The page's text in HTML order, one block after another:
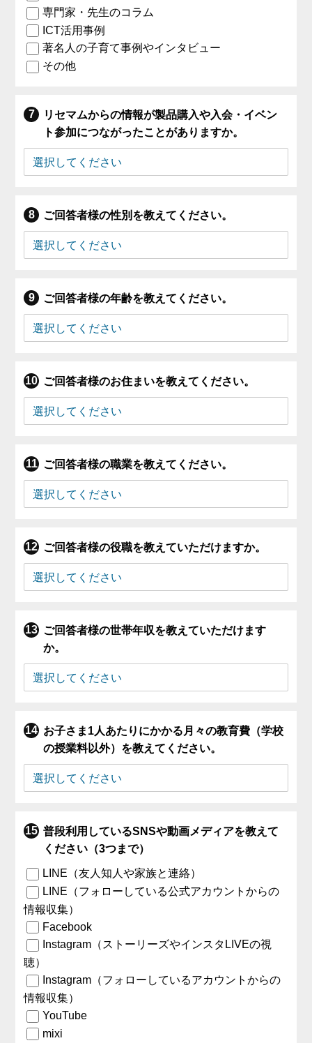
専門家・先生のコラム
ICT活用事例
著名人の子育て事例やインタビュー
その他
リセマムからの情報が製品購入や入会・イベン
ト参加につながったことがありますか。
ご回答者様の性別を教えてください。
ご回答者様の年齢を教えてください。
ご回答者様のお住まいを教えてください。
ご回答者様の職業を教えてください。
ご回答者様の役職を教えていただけますか。
ご回答者様の世帯年収を教えていただけます
か。
お子さま1人あたりにかかる月々の教育費（学校
の授業料以外）を教えてください。
普段利用しているSNSや動画メディアを教えて
ください（3つまで）
LINE（友人知人や家族と連絡）
LINE（フォローしている公式アカウントからの
情報収集）
Facebook
Instagram（ストーリーズやインスタLIVEの視
聴）
Instagram（フォローしているアカウントからの
情報収集）
YouTube
mixi